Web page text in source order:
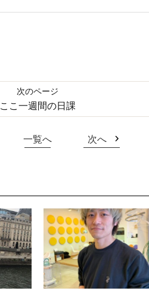
ここ一週間の日課
一覧へ 次へ